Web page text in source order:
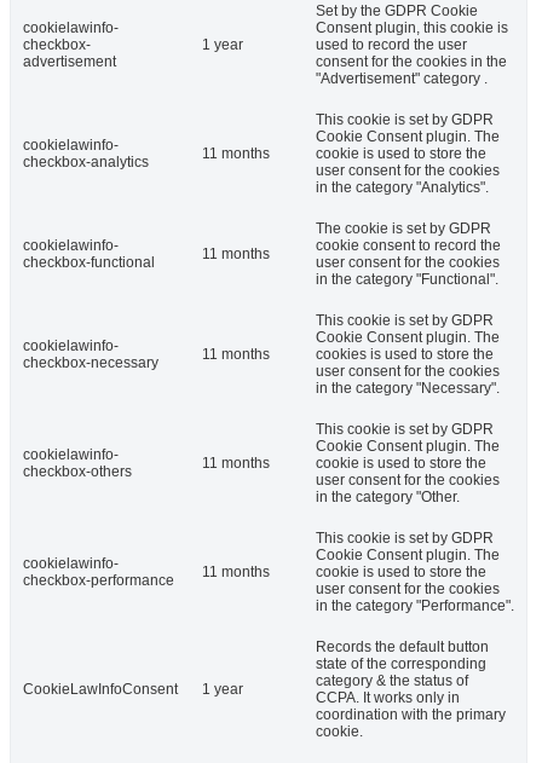
cookielawinfo-
checkbox-
advertisement
1 year
Set by the GDPR Cookie
Consent plugin, this cookie is
used to record the user
consent for the cookies in the
"Advertisement" category .
cookielawinfo-
checkbox-analytics
11 months
This cookie is set by GDPR
Cookie Consent plugin. The
cookie is used to store the
user consent for the cookies
in the category "Analytics".
cookielawinfo-
checkbox-functional
11 months
The cookie is set by GDPR
cookie consent to record the
user consent for the cookies
in the category "Functional".
cookielawinfo-
checkbox-necessary
11 months
This cookie is set by GDPR
Cookie Consent plugin. The
cookies is used to store the
user consent for the cookies
in the category "Necessary".
cookielawinfo-
checkbox-others
11 months
This cookie is set by GDPR
Cookie Consent plugin. The
cookie is used to store the
user consent for the cookies
in the category "Other.
cookielawinfo-
checkbox-performance
11 months
This cookie is set by GDPR
Cookie Consent plugin. The
cookie is used to store the
user consent for the cookies
in the category "Performance".
CookieLawInfoConsent 1 year
Records the default button
state of the corresponding
category & the status of
CCPA. It works only in
coordination with the primary
cookie.